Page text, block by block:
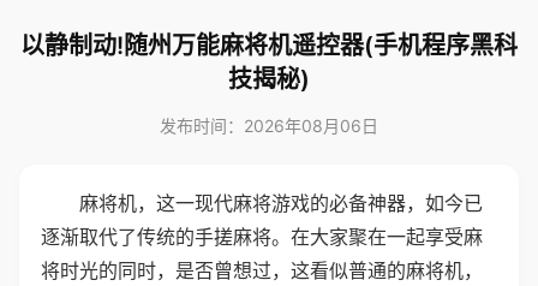
以静制动!随州万能麻将机遥控器(手机程序黑科
技揭秘)
发布时间：2026年08月06日
麻将机，这一现代麻将游戏的必备神器，如今已
逐渐取代了传统的手搓麻将。在大家聚在一起享受麻
将时光的同时，是否曾想过，这看似普通的麻将机，